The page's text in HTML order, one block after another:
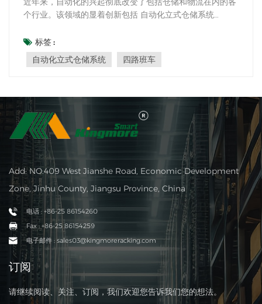
个行业。该领域的显着创新包括 自动化立式仓储系统
率。在这篇博文中，我们将深入探讨 AVSS 的实施和好处，
特别关注 四向班车.了解自动化垂直存储系统：自动化垂直
存储系统是尖端的解决方案，可利用仓库内的垂...
标签 :
自动化立式仓储系统
四路班车
Add: NO.409 West Jianshe Road, Economic Development
Zone, Jinhu County, Jiangsu Province, China
电话 : +86-25 86154260
Fax : +86-25 86154259
电子邮件 : sales03@kingmoreracking.com
订阅
请继续阅读、关注、订阅，我们欢迎您告诉我们您的想法。